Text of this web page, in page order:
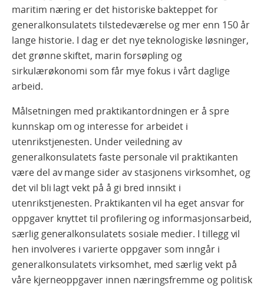
maritim næring er det historiske bakteppet for
generalkonsulatets tilstedeværelse og mer enn 150 år
lange historie. I dag er det nye teknologiske løsninger,
det grønne skiftet, marin forsøpling og
sirkulærøkonomi som får mye fokus i vårt daglige
arbeid.
Målsetningen med praktikantordningen er å spre
kunnskap om og interesse for arbeidet i
utenrikstjenesten. Under veiledning av
generalkonsulatets faste personale vil praktikanten
være del av mange sider av stasjonens virksomhet, og
det vil bli lagt vekt på å gi bred innsikt i
utenrikstjenesten. Praktikanten vil ha eget ansvar for
oppgaver knyttet til profilering og informasjonsarbeid,
særlig generalkonsulatets sosiale medier. I tillegg vil
hen involveres i varierte oppgaver som inngår i
generalkonsulatets virksomhet, med særlig vekt på
våre kjerneoppgaver innen næringsfremme og politisk